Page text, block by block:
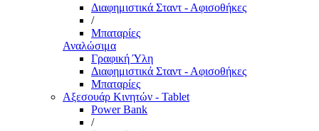
Διαφημιστικά Σταντ - Αφισοθήκες
/
Μπαταρίες
Αναλώσιμα
Γραφική Ύλη
Διαφημιστικά Σταντ - Αφισοθήκες
Μπαταρίες
Αξεσουάρ Κινητών - Tablet
Power Bank
/